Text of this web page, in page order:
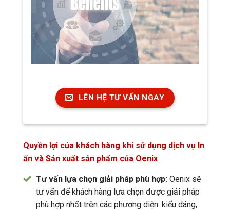
LÊN HỆ TƯ VẤN NGAY
Quyền lợi của khách hàng khi sử dụng dịch vụ In
ấn và Sản xuất sản phẩm của Oenix
Tư vấn lựa chọn giải pháp phù hợp: Oenix sẽ
tư vấn để khách hàng lựa chọn được giải pháp
phù hợp nhất trên các phương diện: kiểu dáng,